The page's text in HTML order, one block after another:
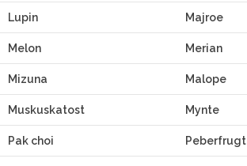
Lupin Majroe
Melon Merian
Mizuna Malope
Muskuskatost Mynte
Pak choi Peberfrugt